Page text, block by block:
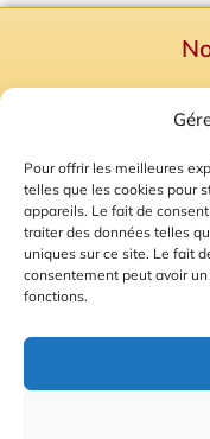
Pour offrir les meilleures
telles que les cookies pour
appareils. Le fait de
traiter des données telles
uniques sur ce site. Le fait
consentement peut avoir
fonctions.
Mentions